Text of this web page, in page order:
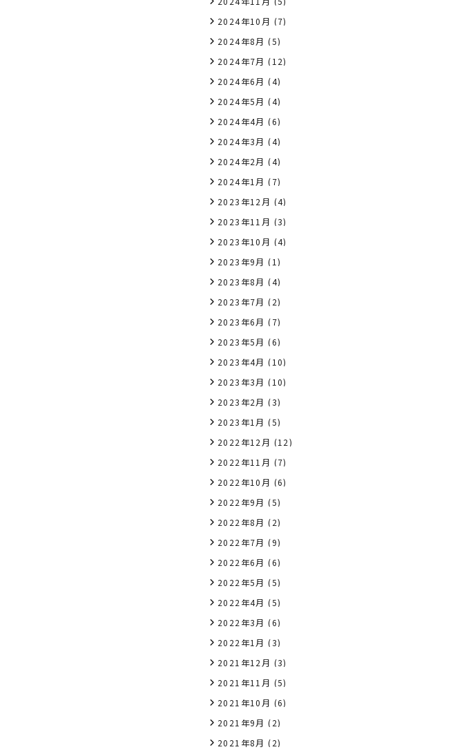
2024年10月 (7)
2024年8月 (5)
2024年7月 (12)
2024年6月 (4)
2024年5月 (4)
2024年4月 (6)
2024年3月 (4)
2024年2月 (4)
2024年1月 (7)
2023年12月 (4)
2023年11月 (3)
2023年10月 (4)
2023年9月 (1)
2023年8月 (4)
2023年7月 (2)
2023年6月 (7)
2023年5月 (6)
2023年4月 (10)
2023年3月 (10)
2023年2月 (3)
2023年1月 (5)
2022年12月 (12)
2022年11月 (7)
2022年10月 (6)
2022年9月 (5)
2022年8月 (2)
2022年7月 (9)
2022年6月 (6)
2022年5月 (5)
2022年4月 (5)
2022年3月 (6)
2022年1月 (3)
2021年12月 (3)
2021年11月 (5)
2021年10月 (6)
2021年9月 (2)
2021年8月 (2)